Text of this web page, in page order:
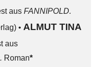
aus FANNIPOLD.
• ALMUT TINA
aus
Roman*